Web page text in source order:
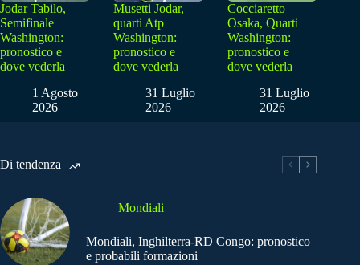
Jodar Tabilo,
Semifinale
Washington:
pronostico e
dove vederla
1 Agosto
2026
Musetti Jodar,
quarti Atp
Washington:
pronostico e
dove vederla
31 Luglio
2026
Cocciaretto
Osaka, Quarti
Washington:
pronostico e
dove vederla
31 Luglio
2026
Di tendenza
Mondiali
Mondiali, Inghilterra-RD Congo: pronostico
e probabili formazioni